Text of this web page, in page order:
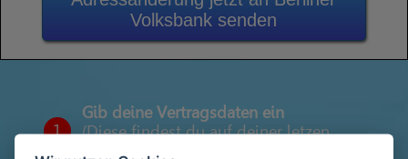
Volksbank senden
1
Gib deine Vertragsdaten ein
(Diese findest du auf deiner letzen
Abrechnung)